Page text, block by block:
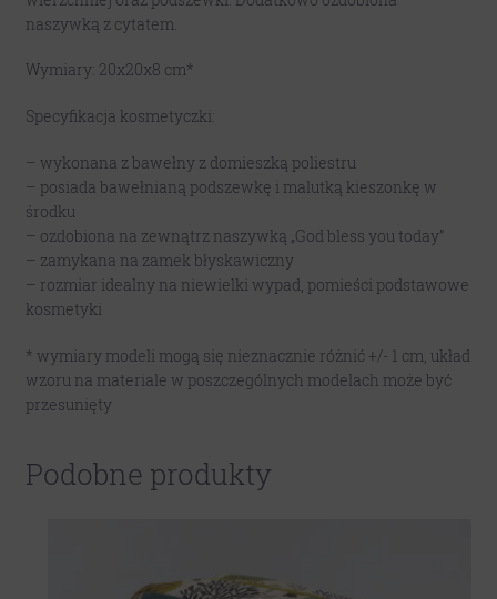
naszywką z cytatem.
Wymiary: 20x20x8 cm*
Specyfikacja kosmetyczki:
– wykonana z bawełny z domieszką poliestru
– posiada bawełnianą podszewkę i malutką kieszonkę w
środku
– ozdobiona na zewnątrz naszywką „God bless you today”
– zamykana na zamek błyskawiczny
– rozmiar idealny na niewielki wypad, pomieści podstawowe
kosmetyki
* wymiary modeli mogą się nieznacznie różnić +/- 1 cm, układ
wzoru na materiale w poszczególnych modelach może być
przesunięty
Podobne produkty